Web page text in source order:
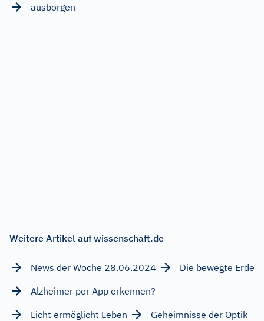
ausborgen
Weitere Artikel auf wissenschaft.de
News der Woche 28.06.2024
Die bewegte Erde
Alzheimer per App erkennen?
Licht ermöglicht Leben
Geheimnisse der Optik